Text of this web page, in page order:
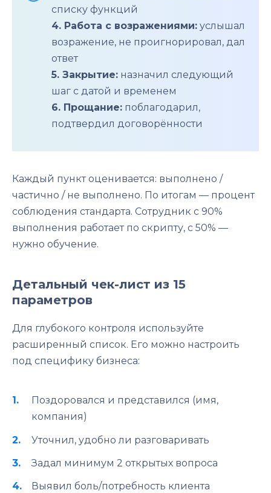
списку функций
4. Работа с возражениями: услышал
возражение, не проигнорировал, дал
ответ
5. Закрытие: назначил следующий
шаг с датой и временем
6. Прощание: поблагодарил,
подтвердил договорённости
Каждый пункт оценивается: выполнено /
частично / не выполнено. По итогам — процент
соблюдения стандарта. Сотрудник с 90%
выполнения работает по скрипту, с 50% —
нужно обучение.
Детальный чек-лист из 15
параметров
Для глубокого контроля используйте
расширенный список. Его можно настроить
под специфику бизнеса:
Поздоровался и представился (имя,
компания)
Уточнил, удобно ли разговаривать
Задал минимум 2 открытых вопроса
Выявил боль/потребность клиента